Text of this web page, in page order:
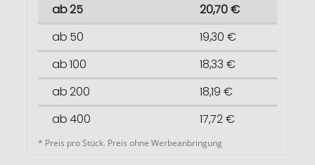
ab 25
20,70 €
ab 50
19,30 €
ab 100
18,33 €
ab 200
18,19 €
ab 400
17,72 €
* Preis pro Stück. Preis ohne Werbeanbringung